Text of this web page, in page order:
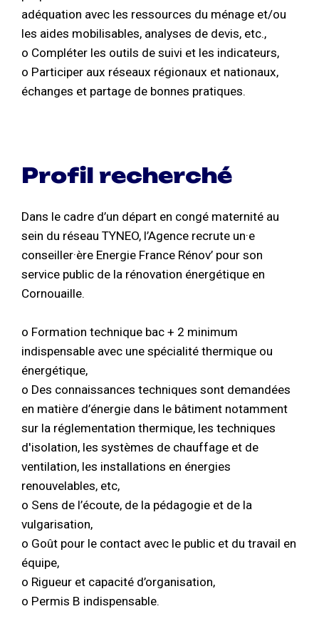
adéquation avec les ressources du ménage et/ou
les aides mobilisables, analyses de devis, etc.,
o Compléter les outils de suivi et les indicateurs,
o Participer aux réseaux régionaux et nationaux,
échanges et partage de bonnes pratiques.
Profil recherché
Dans le cadre d’un départ en congé maternité au
sein du réseau TYNEO, l’Agence recrute un·e
conseiller·ère Energie France Rénov’ pour son
service public de la rénovation énergétique en
Cornouaille.
o Formation technique bac + 2 minimum
indispensable avec une spécialité thermique ou
énergétique,
o Des connaissances techniques sont demandées
en matière d’énergie dans le bâtiment notamment
sur la réglementation thermique, les techniques
d'isolation, les systèmes de chauffage et de
ventilation, les installations en énergies
renouvelables, etc,
o Sens de l’écoute, de la pédagogie et de la
vulgarisation,
o Goût pour le contact avec le public et du travail en
équipe,
o Rigueur et capacité d’organisation,
o Permis B indispensable.